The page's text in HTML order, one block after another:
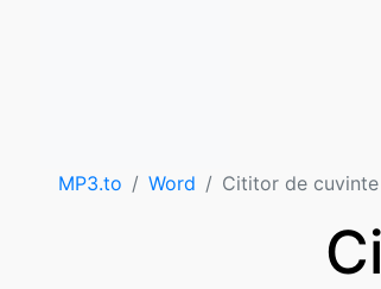
MP3.to Word Cititor de cuvinte